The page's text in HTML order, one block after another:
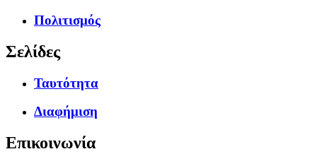
Πολιτισμός
Σελίδες
Ταυτότητα
Διαφήμιση
Επικοινωνία